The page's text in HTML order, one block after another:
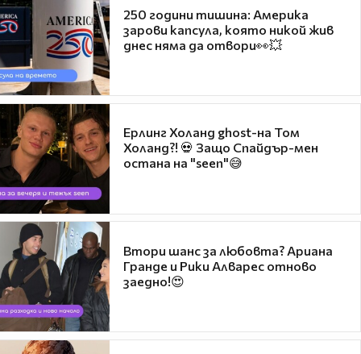
250 години тишина: Америка
зарови капсула, която никой жив
днес няма да отвори👀💥
Ерлинг Холанд ghost-на Том
Холанд?! 💀 Защо Спайдър-мен
остана на "seen"😅
Втори шанс за любовта? Ариана
Гранде и Рики Алварес отново
заедно!😍